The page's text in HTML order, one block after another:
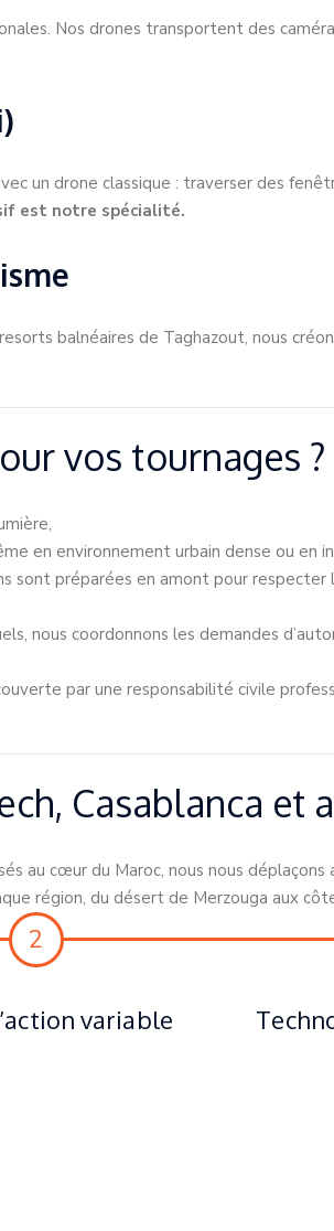
Nos drones transportent des
un drone classique : traverser des
est notre spécialité.
balnéaires de Taghazout, nous
vos tournages ?
en environnement urbain dense ou en
sont préparées en amont pour
nous coordonnons les demandes
par une responsabilité civile
Casablanca et
au cœur du Maroc, nous nous
région, du désert de Merzouga aux
2
variable